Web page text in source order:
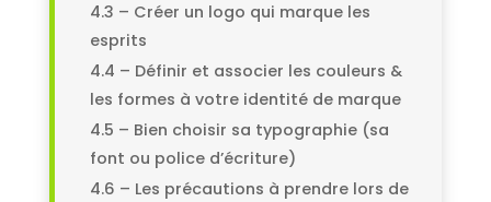
4.3 – Créer un logo qui marque les
esprits
4.4 – Définir et associer les couleurs &
les formes à votre identité de marque
4.5 – Bien choisir sa typographie (sa
font ou police d’écriture)
4.6 – Les précautions à prendre lors de